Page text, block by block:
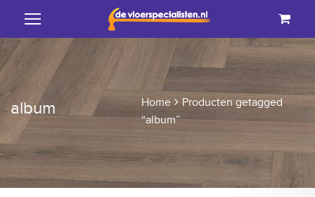
album Home
Producten getagged
“album”